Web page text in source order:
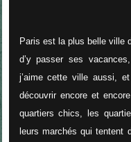
Paris est la plus belle ville
d’y passer ses
j’aime cette ville aussi,
découvrir encore et
quartiers chics, les
leurs marchés qui tentent